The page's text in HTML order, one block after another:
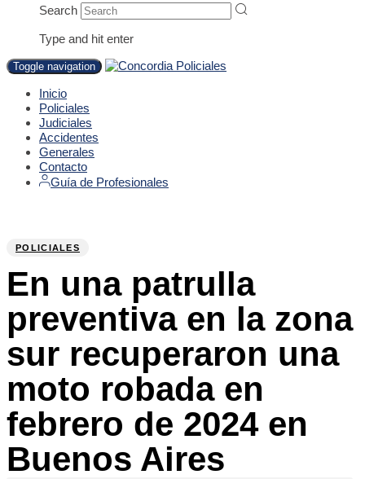
Search
Type and hit enter
Toggle navigation
Inicio
Policiales
Judiciales
Accidentes
Generales
Contacto
Guía de Profesionales
POLICIALES
En una patrulla
preventiva en la zona
sur recuperaron una
moto robada en
febrero de 2024 en
Buenos Aires